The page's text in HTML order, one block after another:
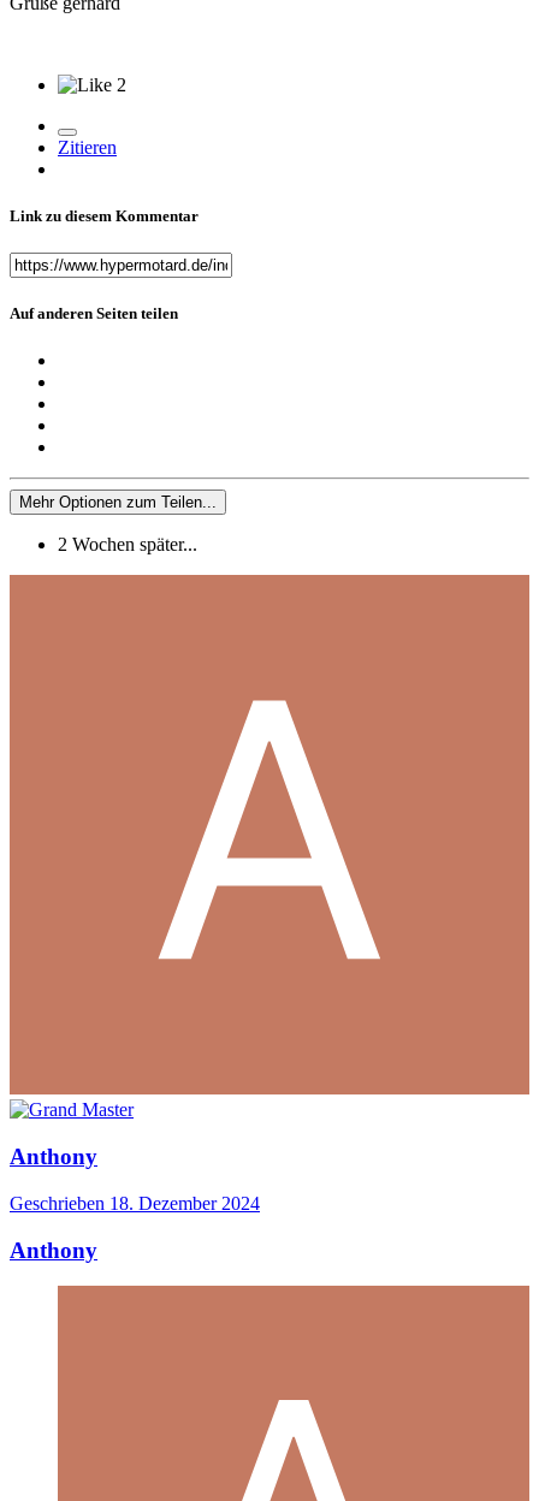
2
Zitieren
Link zu diesem Kommentar
Auf anderen Seiten teilen
Mehr Optionen zum Teilen...
2 Wochen später...
Anthony
Geschrieben 18. Dezember 2024
Anthony